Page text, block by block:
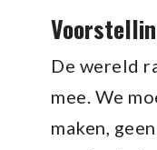
De wereld
mee. We
maken,